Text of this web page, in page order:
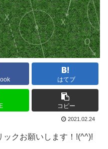
はてブ
コピー
2021.02.24
クお願いします！!(^^)!